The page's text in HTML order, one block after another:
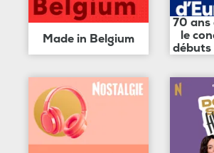
Made in Belgium
70 ans
le